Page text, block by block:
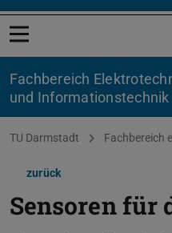
Menü öffnen
Fachbereich
und Informationstechnik
Sie befinden sich hier:
TU Darmstadt Fachbereich
zurück
Sensoren für